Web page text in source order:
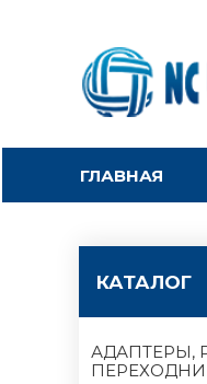
ГЛАВНАЯ
КАТАЛОГ
АДАПТЕРЫ,